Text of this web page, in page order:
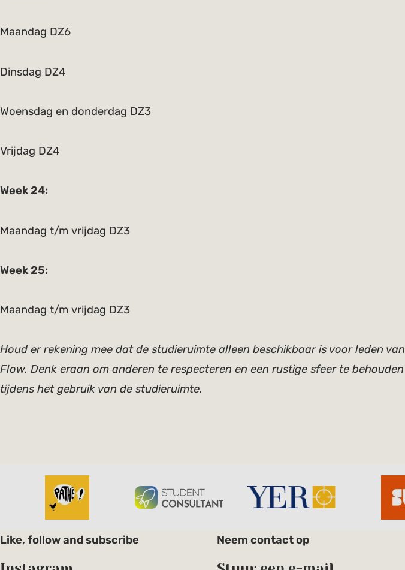
Maandag DZ6
Dinsdag DZ4
Woensdag en donderdag DZ3
Vrijdag DZ4
Week 24:
Maandag t/m vrijdag DZ3
Week 25:
Maandag t/m vrijdag DZ3
Houd er rekening mee dat de studieruimte alleen beschikbaar is voor leden van
Flow. Denk eraan om anderen te respecteren en een rustige sfeer te behouden
tijdens het gebruik van de studieruimte.
Like, follow and subscribe Neem contact op